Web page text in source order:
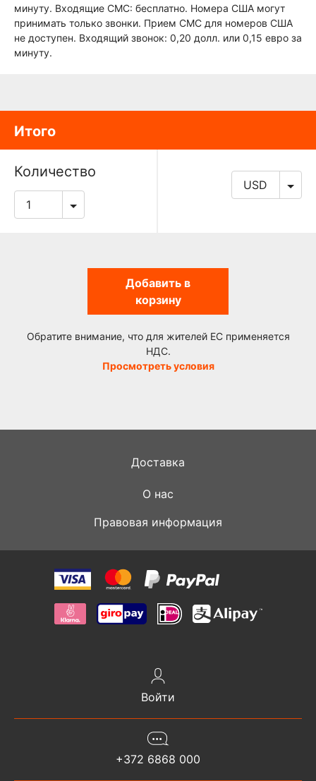
минуту. Входящие СМС: бесплатно. Номера США могут
принимать только звонки. Прием СМС для номеров США
не доступен. Входящий звонок: 0,20 долл. или 0,15 евро за
минуту.
Итого
Количество
Добавить в
корзину
Обратите внимание, что для жителей ЕС применяется
НДС.
Просмотреть условия
Доставка
О нас
Правовая информация
Войти
+372 6868 000